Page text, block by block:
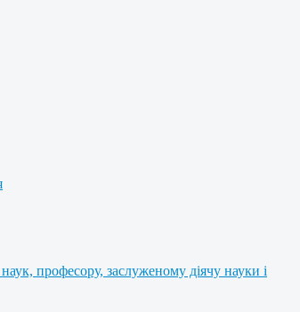
професору, заслуженому діячу науки і